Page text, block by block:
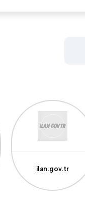
ilan.gov.tr